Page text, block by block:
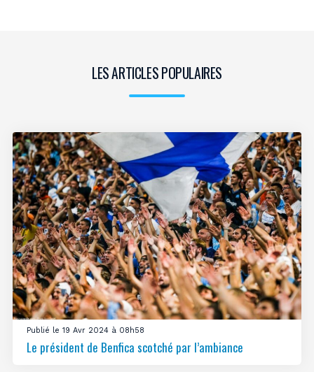
LES ARTICLES POPULAIRES
Publié le 19 Avr 2024 à 08h58
Le président de Benfica scotché par l’ambiance